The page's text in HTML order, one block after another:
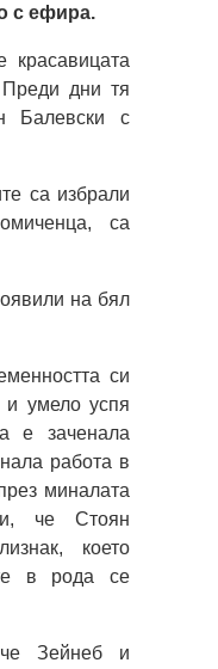
с ефира.
красавицата
дни тя
Балевски с
са избрали
са
на бял
си
и умело успя
е заченала
работа в
миналата
че Стоян
което
в рода се
Зейнеб и